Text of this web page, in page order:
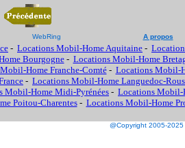
WebRing A propos
- Locations Mobil-Home Aquitaine -
Bourgogne- Locations Mobil-Home
Home Franche-Comté- Locations Mobil-
- Locations Mobil-Home Languedoc-
Mobil-Home Midi-Pyrénées - Locations Mobil-
Poitou-Charentes- Locations Mobil-Home
@Copyright 2005-